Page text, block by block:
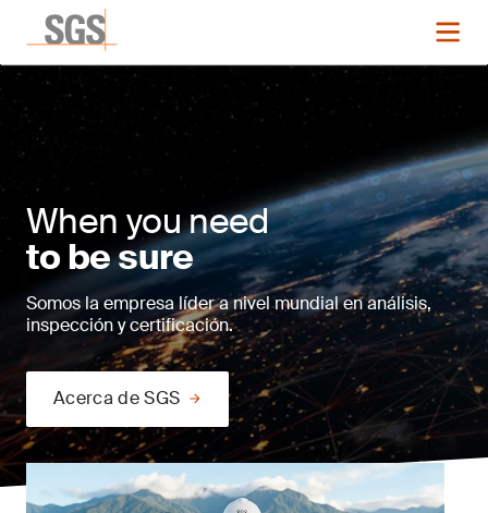
When you need
to be sure
Somos la empresa líder a nivel mundial en análisis,
inspección y certificación.
Acerca de SGS